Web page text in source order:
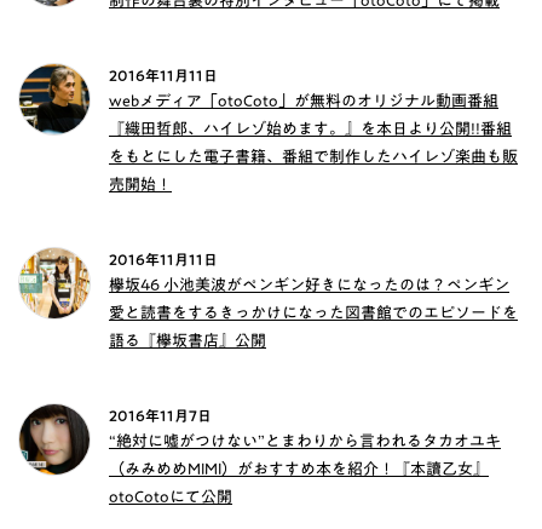
2016年11月11日
webメディア「otoCoto」が無料のオリジナル動画番組
『織田哲郎、ハイレゾ始めます。』を本日より公開!!番組
をもとにした電子書籍、番組で制作したハイレゾ楽曲も販
売開始！
2016年11月11日
欅坂46 小池美波がペンギン好きになったのは？ペンギン
愛と読書をするきっかけになった図書館でのエピソードを
語る『欅坂書店』公開
2016年11月7日
“絶対に嘘がつけない”とまわりから言われるタカオユキ
（みみめめMIMI）がおすすめ本を紹介！『本讀乙女』
otoCotoにて公開